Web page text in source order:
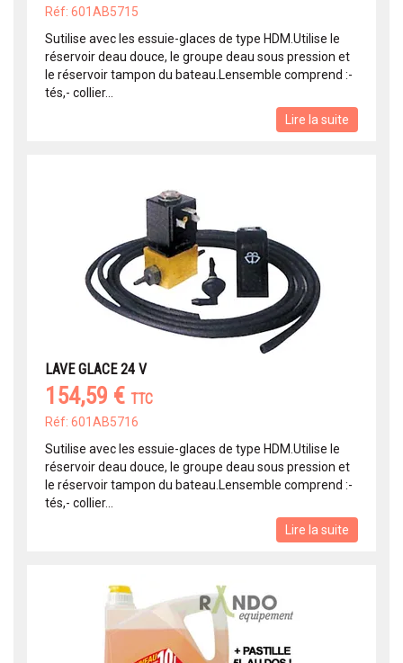
Réf: 601AB5715
Sutilise avec les essuie-glaces de type HDM.Utilise le
réservoir deau douce, le groupe deau sous pression et
le réservoir tampon du bateau.Lensemble comprend :-
tés,- collier...
Lire la suite
LAVE GLACE 24 V
154,59 € TTC
Réf: 601AB5716
Sutilise avec les essuie-glaces de type HDM.Utilise le
réservoir deau douce, le groupe deau sous pression et
le réservoir tampon du bateau.Lensemble comprend :-
tés,- collier...
Lire la suite